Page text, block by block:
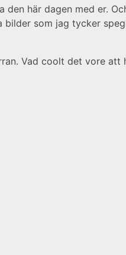
här dagen med er.
som jag tycker
Vad coolt det vore att